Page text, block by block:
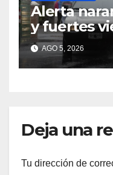
Alerta
y fuertes
anuncian
km/h,
descenso
AGO 5, 2026
Deja una
Tu dirección de